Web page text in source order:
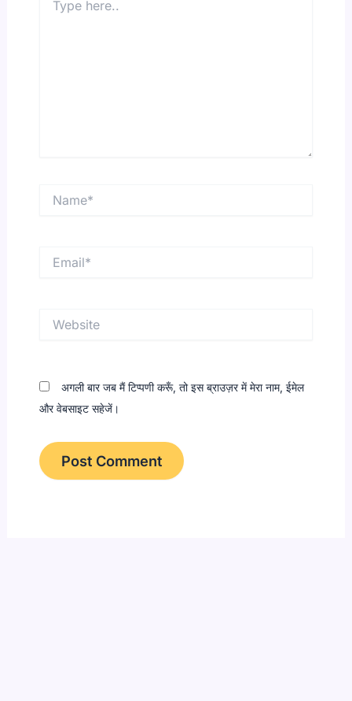
here..
अगली बार जब मैं टिप्पणी करूँ, तो इस ब्राउज़र में मेरा नाम, ईमेल
और वेबसाइट सहेजें।